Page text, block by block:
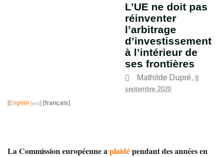
L’UE ne doit pas
réinventer
l’arbitrage
d’investissement
à l’intérieur de
ses frontières
Mathilde Dupré, 8
septembre 2020
[English ] [français]
La Commission européenne aplaidépendant des années en